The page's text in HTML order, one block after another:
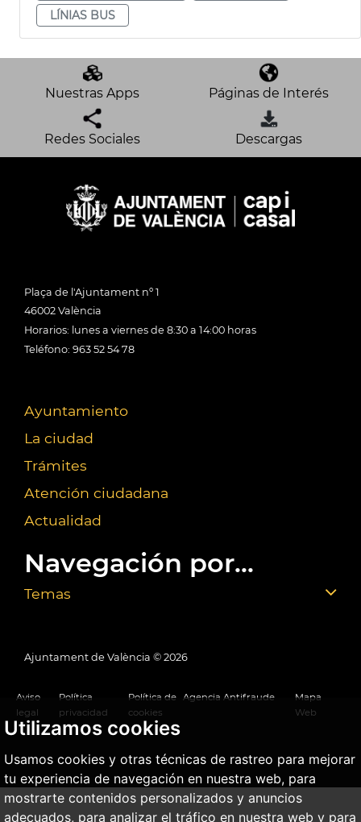
Utilizamos cookies
Usamos cookies y otras técnicas de rastreo para mejorar
tu experiencia de navegación en nuestra web, para
mostrarte contenidos personalizados y anuncios
adecuados, para analizar el tráfico en nuestra web y para
LÍNIAS BUS
Nuestras Apps Páginas de Interés
Redes Sociales Descargas
Plaça de l'Ajuntament nº 1
46002 València
Horarios: lunes a viernes de 8:30 a 14:00 horas
Teléfono: 963 52 54 78
Ayuntamiento
La ciudad
Trámites
Atención ciudadana
Actualidad
Navegación por...
Temas
Ajuntament de València © 2026
Aviso
legal
Política
privacidad
Política de
cookies
Agencia Antifraude
Mapa
Web